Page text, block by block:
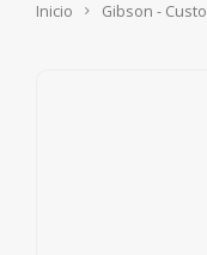
Inicio Gibson -